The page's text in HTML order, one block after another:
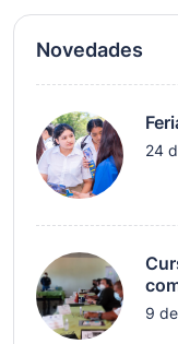
Novedades
24
9